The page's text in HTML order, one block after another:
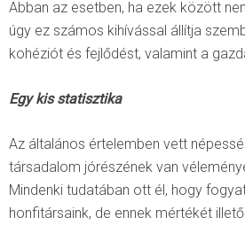
Abban az esetben, ha ezek között
úgy ez számos kihívással állítja
kohéziót és fejlődést, valamint a
Egy kis statisztika
Az általános értelemben vett
társadalom jórészének van
Mindenki tudatában ott él, hogy
honfitársaink, de ennek mértékét